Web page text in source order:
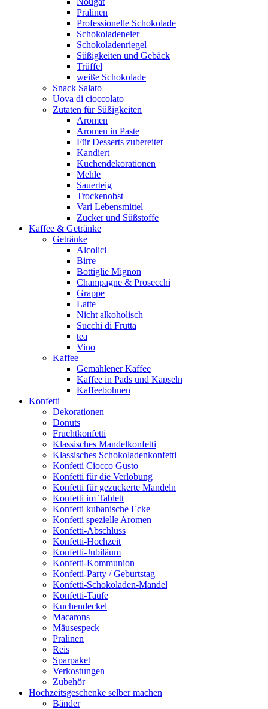
Pralinen
Professionelle Schokolade
Schokoladeneier
Schokoladenriegel
Süßigkeiten und Gebäck
Trüffel
weiße Schokolade
Snack Salato
Uova di cioccolato
Zutaten für Süßigkeiten
Aromen
Aromen in Paste
Für Desserts zubereitet
Kandiert
Kuchendekorationen
Mehle
Sauerteig
Trockenobst
Vari Lebensmittel
Zucker und Süßstoffe
Kaffee & Getränke
Getränke
Alcolici
Birre
Bottiglie Mignon
Champagne & Prosecchi
Grappe
Latte
Nicht alkoholisch
Succhi di Frutta
tea
Vino
Kaffee
Gemahlener Kaffee
Kaffee in Pads und Kapseln
Kaffeebohnen
Konfetti
Dekorationen
Donuts
Fruchtkonfetti
Klassisches Mandelkonfetti
Klassisches Schokoladenkonfetti
Konfetti Ciocco Gusto
Konfetti für die Verlobung
Konfetti für gezuckerte Mandeln
Konfetti im Tablett
Konfetti kubanische Ecke
Konfetti spezielle Aromen
Konfetti-Abschluss
Konfetti-Hochzeit
Konfetti-Jubiläum
Konfetti-Kommunion
Konfetti-Party / Geburtstag
Konfetti-Schokoladen-Mandel
Konfetti-Taufe
Kuchendeckel
Macarons
Mäusespeck
Pralinen
Reis
Sparpaket
Verkostungen
Zubehör
Hochzeitsgeschenke selber machen
Bänder